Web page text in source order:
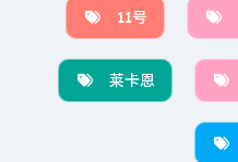
11号
莱卡恩